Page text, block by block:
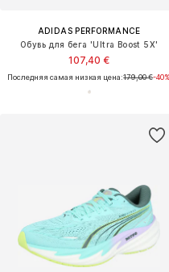
ADIDAS PERFORMANCE
Обувь для бега 'Ultra Boost 5X'
107,40 €
Последняя самая низкая цена:179,00 €-40%